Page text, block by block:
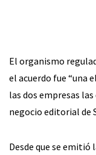
El organismo
el acuerdo fue “una
las dos empresas
negocio editorial de
Desde que se emitió